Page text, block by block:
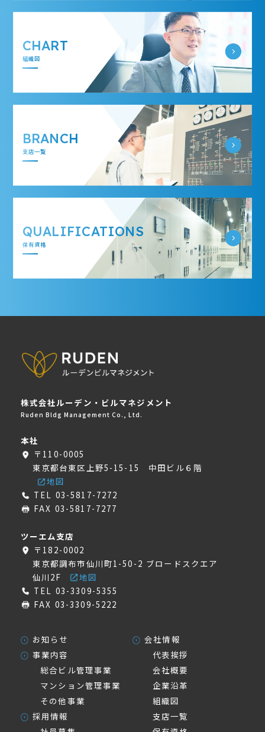
CHART
組織図
BRANCH
支店一覧
QUALIFICATIONS
保有資格
株式会社ルーデン・ビルマネジメント
Ruden Bldg Management Co., Ltd.
本社
〒110-0005
東京都台東区上野5-15-15 中田ビル６階
地図
TEL 03-5817-7272
FAX 03-5817-7277
ツーエム支店
〒182-0002
東京都調布市仙川町1-50-2 ブロードスクエア
仙川2F
地図
TEL 03-3309-5355
FAX 03-3309-5222
お知らせ
事業内容
総合ビル管理事業
マンション管理事業
その他事業
採用情報
会社情報
代表挨拶
会社概要
企業沿革
組織図
支店一覧